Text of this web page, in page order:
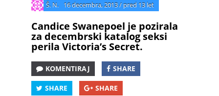
Š. N. 16 decembra, 2013/ pred 13 let
Candice Swanepoel je pozirala
za decembrski katalog seksi
perila Victoria’s Secret.
KOMENTIRAJ SHARE
SHARE SHARE